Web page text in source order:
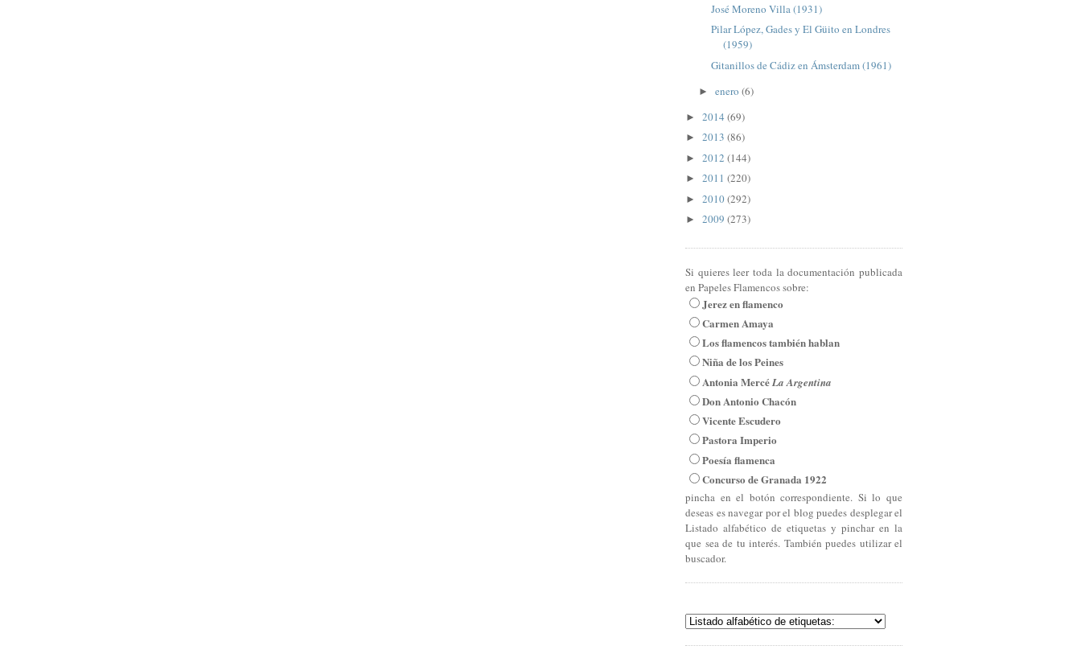
José Moreno Villa (1931)
Pilar López, Gades y El Güito en Londres
(1959)
Gitanillos de Cádiz en Ámsterdam (1961)
► enero (6)
► 2014 (69)
► 2013 (86)
► 2012 (144)
► 2011 (220)
► 2010(292)
► 2009 (273)
Si quieres leer toda la documentación publicada
en Papeles Flamencos sobre:
Jerez en flamenco
Carmen Amaya
Los flamencos también hablan
Niña de los Peines
Antonia MercéLa Argentina
Don Antonio Chacón
Vicente Escudero
Pastora Imperio
Poesía flamenca
Concurso de Granada 1922
pincha en el botón correspondiente. Si lo que
deseas es navegar por el blog puedes desplegar el
Listado alfabético de etiquetas y pinchar en la
que sea de tu interés. También puedes utilizar el
buscador.